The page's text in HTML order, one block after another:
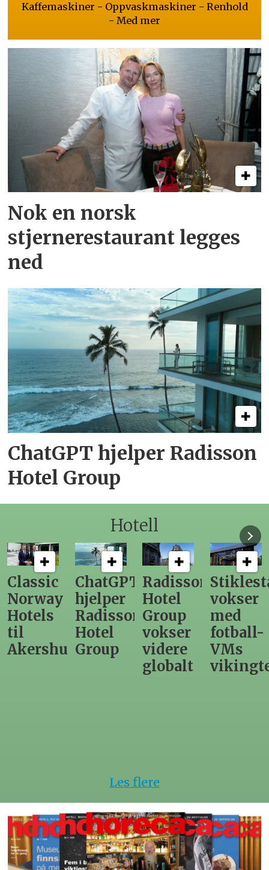
Kaffemaskiner - Oppvaskmaskiner - Renhold
- Med mer
Nok en norsk
stjernerestaurant legges
ned
ChatGPT hjelper Radisson
Hotel Group
Hotell
ChatGPT
hjelper
Radisson
Hotel
Group
Radisson
Hotel
Group
vokser
videre
Stiklestad
vokser
med
fotball-
VMs
vikingtematikk
Fra
direktør
til
nytt
Les flere